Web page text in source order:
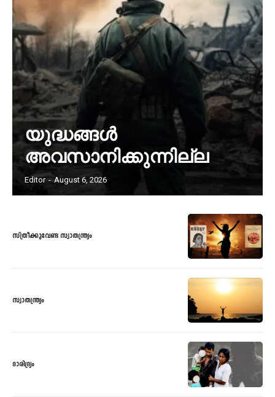
യുദ്ധങ്ങൾ
അവസാനിക്കുന്നില്ല
Editor - August 6, 2026
സ്ത്രീക്കുവേണ്ട സ്വാതന്ത്ര്യം
സ്വാതന്ത്ര്യം
ദാരിദ്ര്യം